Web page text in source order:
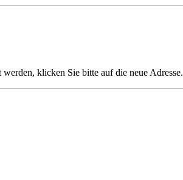
klicken Sie bitte auf die neue Adresse.